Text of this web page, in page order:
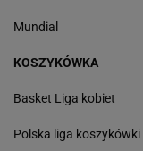
Mundial
KOSZYKÓWKA
Basket Liga kobiet
Polska liga koszykówki